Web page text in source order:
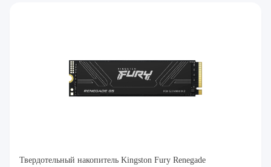
Твердотельный накопитель Kingston Fury Renegade